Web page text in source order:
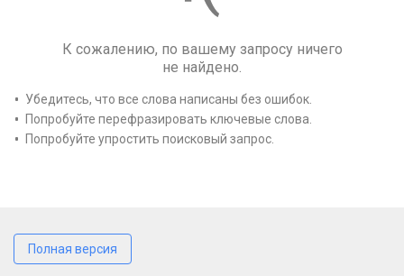
К сожалению, по вашему запросу ничего
не найдено.
Убедитесь, что все слова написаны без ошибок.
Попробуйте перефразировать ключевые слова.
Попробуйте упростить поисковый запрос.
Полная версия